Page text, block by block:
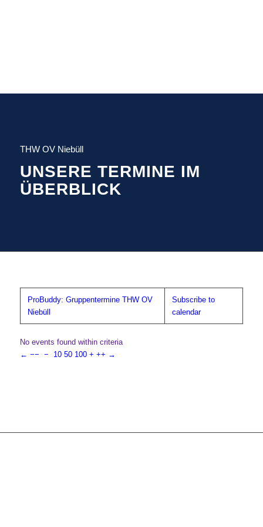
THW OV Niebüll
UNSERE TERMINE IM
ÜBERBLICK
ProBuddy: Gruppentermine THW OV
Niebüll
Subscribe to
calendar
No events found within criteria
← −− − 10 50 100 + ++ →